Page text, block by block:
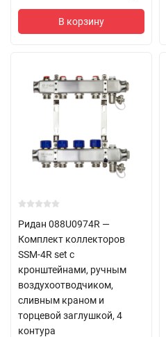
В корзину
Ридан 088U0974R —
Комплект коллекторов
SSM-4R set с
кронштейнами, ручным
воздухоотводчиком,
сливным краном и
торцевой заглушкой, 4
контура